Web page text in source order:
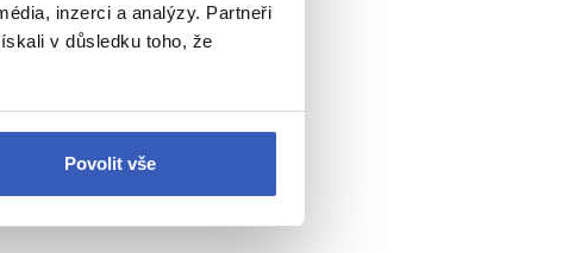
inzerci a analýzy. Partneři
v důsledku toho, že
Povolit vše
jiní neznají